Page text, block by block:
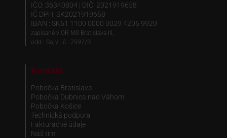
IČO: 36340804 | DIČ: 2021919658
IČ DPH: SK2021919658
IBAN : SK51 1100 0000 0029 4205 9929
zapísané v OR MS Bratislava III,
odd.: Sa, vl. č.: 7597/B
Kontakt
Pobočka Bratislava
Pobočka Dubnica nad Váhom
Pobočka Košice
Technická podpora
Fakturačné údaje
Náš tím